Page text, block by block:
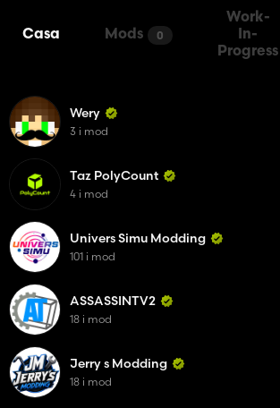
Casa Mods 0
Work-
In-
Progress
Wery
3 i mod
Taz PolyCount
4 i mod
Univers Simu Modding
101 i mod
ASSASSINTV2
18 i mod
Jerry s Modding
18 i mod